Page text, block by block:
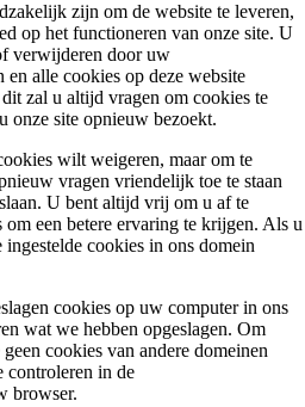
zijn om de website te leveren,
op het functioneren van onze site. U
verwijderen door uw
alle cookies op deze website
zal u altijd vragen om cookies te
onze site opnieuw bezoekt.
wilt weigeren, maar om te
vragen vriendelijk toe te staan
U bent altijd vrij om u af te
een betere ervaring te krijgen. Als u
cookies in ons domein
cookies op uw computer in ons
wat we hebben opgeslagen. Om
cookies van andere domeinen
controleren in de
browser.